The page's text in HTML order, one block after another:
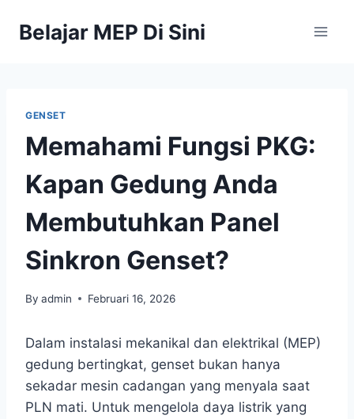
Belajar MEP Di Sini
GENSET
Memahami Fungsi PKG:
Kapan Gedung Anda
Membutuhkan Panel
Sinkron Genset?
By admin Februari 16, 2026
Dalam instalasi mekanikal dan elektrikal (MEP)
gedung bertingkat, genset bukan hanya
sekadar mesin cadangan yang menyala saat
PLN mati. Untuk mengelola daya listrik yang